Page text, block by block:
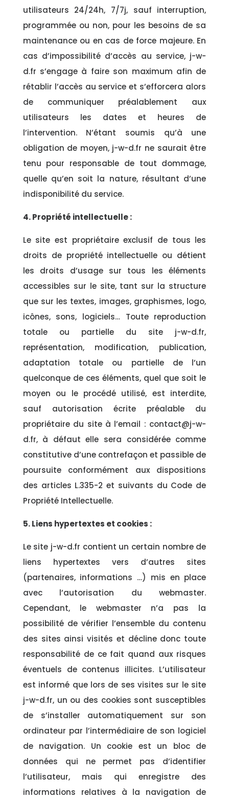
utilisateurs 24/24h, 7/7j, sauf interruption,
programmée ou non, pour les besoins de sa
maintenance ou en cas de force majeure. En
cas d’impossibilité d’accès au service, j-w-
d.fr s’engage à faire son maximum afin de
rétablir l’accès au service et s’efforcera alors
de communiquer préalablement aux
utilisateurs les dates et heures de
l’intervention. N’étant soumis qu’à une
obligation de moyen, j-w-d.fr ne saurait être
tenu pour responsable de tout dommage,
quelle qu’en soit la nature, résultant d’une
indisponibilité du service.
4. Propriété intellectuelle :
Le site est propriétaire exclusif de tous les
droits de propriété intellectuelle ou détient
les droits d’usage sur tous les éléments
accessibles sur le site, tant sur la structure
que sur les textes, images, graphismes, logo,
icônes, sons, logiciels… Toute reproduction
totale ou partielle du site j-w-d.fr,
représentation, modification, publication,
adaptation totale ou partielle de l’un
quelconque de ces éléments, quel que soit le
moyen ou le procédé utilisé, est interdite,
sauf autorisation écrite préalable du
propriétaire du site à l’email : contact@j-w-
d.fr, à défaut elle sera considérée comme
constitutive d’une contrefaçon et passible de
poursuite conformément aux dispositions
des articles L.335-2 et suivants du Code de
Propriété Intellectuelle.
5. Liens hypertextes et cookies :
Le site j-w-d.fr contient un certain nombre de
liens hypertextes vers d’autres sites
(partenaires, informations …) mis en place
avec l’autorisation du webmaster.
Cependant, le webmaster n’a pas la
possibilité de vérifier l’ensemble du contenu
des sites ainsi visités et décline donc toute
responsabilité de ce fait quand aux risques
éventuels de contenus illicites. L’utilisateur
est informé que lors de ses visites sur le site
j-w-d.fr, un ou des cookies sont susceptibles
de s’installer automatiquement sur son
ordinateur par l’intermédiaire de son logiciel
de navigation. Un cookie est un bloc de
données qui ne permet pas d’identifier
l’utilisateur, mais qui enregistre des
informations relatives à la navigation de